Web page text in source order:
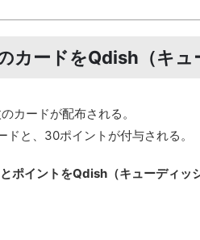
カードをQdish（キュ
カードが配布される。
と、30ポイントが付与される。
ポイントをQdish（キューディッ